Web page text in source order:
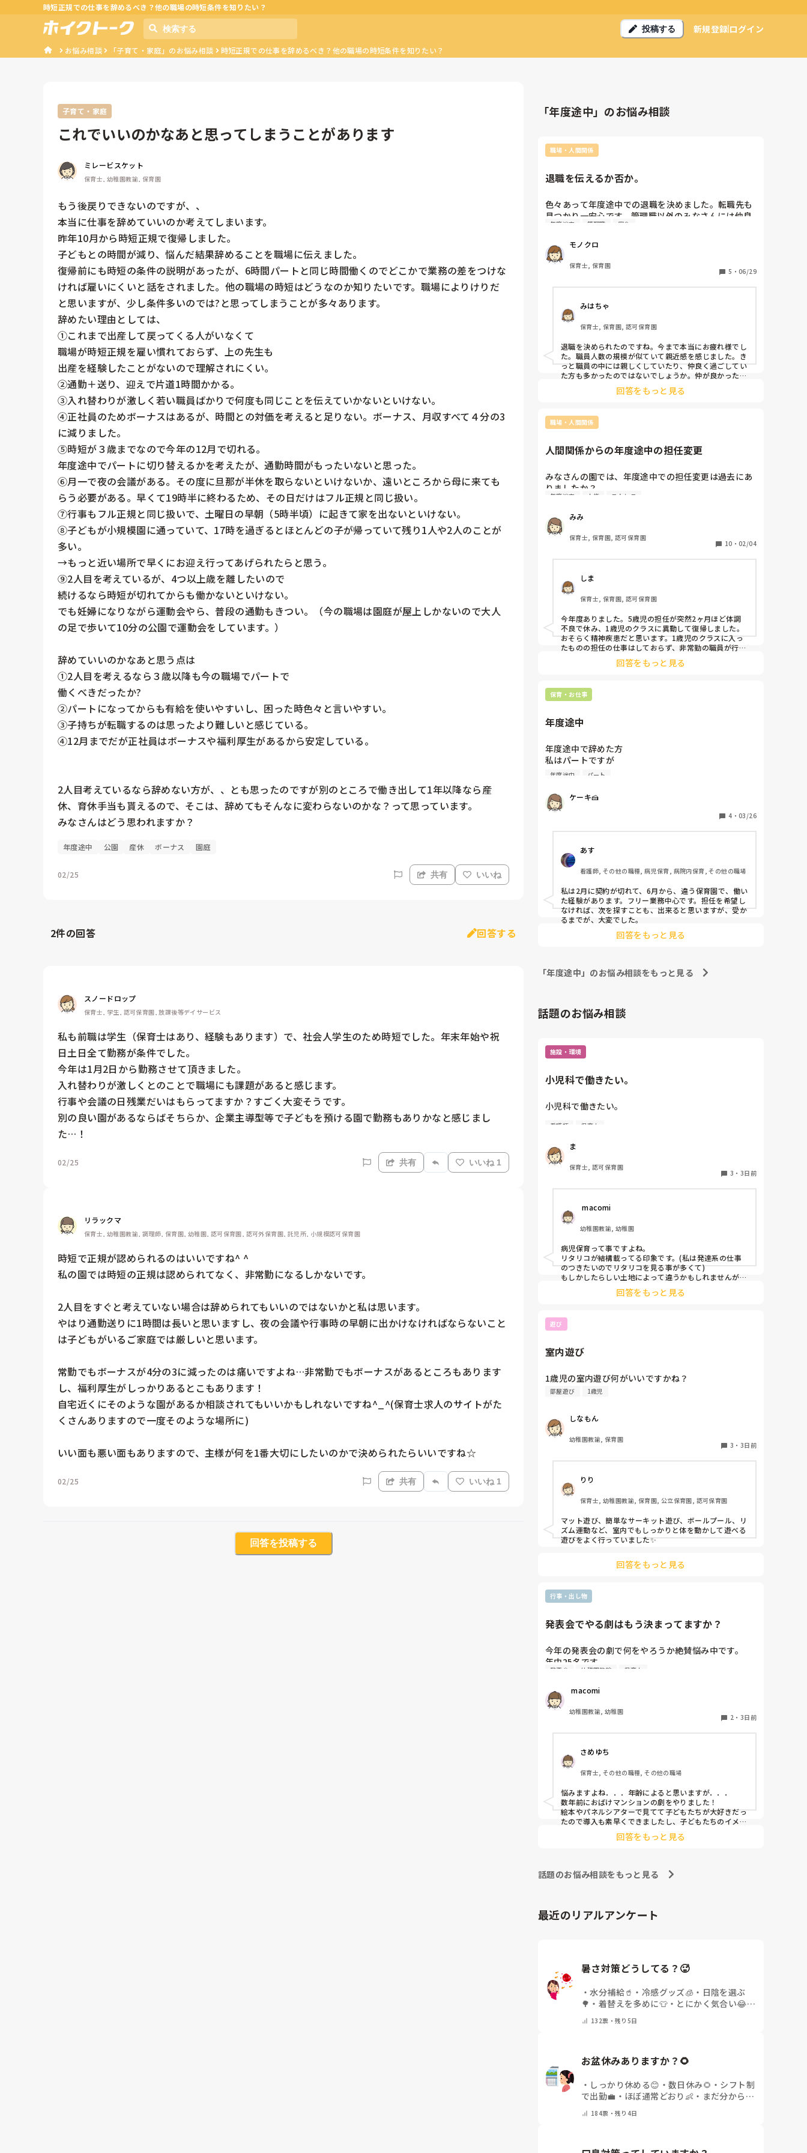
時短正規での仕事を辞めるべき？他の職場の時短条件を知りたい？
投稿する 新規登録ログイン
お悩み相談 「子育て・家庭」のお悩み相談 時短正規での仕事を辞めるべき？他の職場の時短条件を知りたい？
子育て・家庭
これでいいのかなあと思ってしまうことがあります
ミレービスケット
保育士, 幼稚園教諭, 保育園
もう後戻りできないのですが、、
本当に仕事を辞めていいのか考えてしまいます。
昨年10月から時短正規で復帰しました。
子どもとの時間が減り、悩んだ結果辞めることを職場に伝えました。
復帰前にも時短の条件の説明があったが、6時間パートと同じ時間働くのでどこかで業務の差をつけな
ければ雇いにくいと話をされました。他の職場の時短はどうなのか知りたいです。職場によりけりだ
と思いますが、少し条件多いのでは?と思ってしまうことが多々あります。
辞めたい理由としては、
①これまで出産して戻ってくる人がいなくて
職場が時短正規を雇い慣れておらず、上の先生も
出産を経験したことがないので理解されにくい。
②通勤＋送り、迎えで片道1時間かかる。
③入れ替わりが激しく若い職員ばかりで何度も同じことを伝えていかないといけない。
④正社員のためボーナスはあるが、時間との対価を考えると足りない。ボーナス、月収すべて４分の3
に減りました。
⑤時短が３歳までなので今年の12月で切れる。
年度途中でパートに切り替えるかを考えたが、通勤時間がもったいないと思った。
⑥月一で夜の会議がある。その度に旦那が半休を取らないといけないか、遠いところから母に来ても
らう必要がある。早くて19時半に終わるため、その日だけはフル正規と同じ扱い。
⑦行事もフル正規と同じ扱いで、土曜日の早朝（5時半頃）に起きて家を出ないといけない。
⑧子どもが小規模園に通っていて、17時を過ぎるとほとんどの子が帰っていて残り1人や2人のことが
多い。
→もっと近い場所で早くにお迎え行ってあげられたらと思う。
⑨2人目を考えているが、4つ以上歳を離したいので
続けるなら時短が切れてからも働かないといけない。
でも妊婦になりながら運動会やら、普段の通勤もきつい。（今の職場は園庭が屋上しかないので大人
の足で歩いて10分の公園で運動会をしています。）
辞めていいのかなあと思う点は
①2人目を考えるなら３歳以降も今の職場でパートで
働くべきだったか?
②パートになってからも有給を使いやすいし、困った時色々と言いやすい。
③子持ちが転職するのは思ったより難しいと感じている。
④12月までだが正社員はボーナスや福利厚生があるから安定している。
2人目考えているなら辞めない方が、、とも思ったのですが別のところで働き出して1年以降なら産
休、育休手当も貰えるので、そこは、辞めてもそんなに変わらないのかな？って思っています。
みなさんはどう思われますか？
年度途中 公園 産休 ボーナス 園庭
02/25 共有 いいね
2件の回答 回答する
スノードロップ
保育士, 学生, 認可保育園, 放課後等デイサービス
私も前職は学生（保育士はあり、経験もあります）で、社会人学生のため時短でした。年末年始や祝
日土日全て勤務が条件でした。
今年は1月2日から勤務させて頂きました。
入れ替わりが激しくとのことで職場にも課題があると感じます。
行事や会議の日残業だいはもらってますか？すごく大変そうです。
別の良い園があるならばそちらか、企業主導型等で子どもを預ける園で勤務もありかなと感じまし
た…！
02/25 共有 いいね 1
リラックマ
保育士, 幼稚園教諭, 調理師, 保育園, 幼稚園, 認可保育園, 認可外保育園, 託児所, 小規模認可保育園
時短で正規が認められるのはいいですね^ ^
私の園では時短の正規は認められてなく、非常勤になるしかないです。
2人目をすぐと考えていない場合は辞められてもいいのではないかと私は思います。
やはり通勤送りに1時間は長いと思いますし、夜の会議や行事時の早朝に出かけなければならないこと
は子どもがいるご家庭では厳しいと思います。
常勤でもボーナスが4分の3に減ったのは痛いですよね…非常勤でもボーナスがあるところもあります
し、福利厚生がしっかりあるとこもあります！
自宅近くにそのような園があるか相談されてもいいかもしれないですね^_^(保育士求人のサイトがた
くさんありますので一度そのような場所に)
いい面も悪い面もありますので、主様が何を1番大切にしたいのかで決められたらいいですね☆
02/25 共有 いいね 1
回答を投稿する
「年度途中」のお悩み相談
職場・人間関係
退職を伝えるか否か。
色々あって年度途中での退職を決めました。転職先も
見つかり一安心です。管理職以外のみなさんには仲良
くしていただき、とても寂しいのですが…心も身体も
か、すっと消えた方がいいのか、迷ってます。皆さん
ならどうされますか？？職員30人未満の小規模保育園
です。
年度途中 管理職 安全
モノクロ
保育士, 保育園
5 ・ 06/29
みはちゃ
保育士, 保育園, 認可保育園
退職を決められたのですね。今まで本当にお疲れ様でし
た。職員人数の規模が似ていて親近感を感じました。き
っと職員の中には親しくしていたり、仲良く過ごしてい
た方も多かったのではないでしょうか。仲が良かった方
にだけでも退職することを伝えると相手もきちんと送り
出せたり感謝の気持ちを伝え合うことができるのではと
回答をもっと見る
職場・人間関係
人間関係からの年度途中の担任変更
みなさんの園では、年度途中での担任変更は過去にあ
りましたか？
産休に入る先生が居るとか、異動ではなく、人間関係
精神的にダメージの負った先生を他クラスに入れた
り、フリーにしたりなどです。
年度途中 人権 ストレス
みみ
保育士, 保育園, 認可保育園
10 ・ 02/04
しま
保育士, 保育園, 認可保育園
今年度ありました。5歳児の担任が突然2ヶ月ほど体調
不良で休み、1歳児のクラスに異動して復帰しました。
おそらく精神疾患だと思います。1歳児のクラスに入っ
たものの担任の仕事はしておらず、非常勤の職員が行う
保育補助の役回りをしています。新年度からはわかりま
せんが、今は保育を客観的に見るという視点で主任と共
回答をもっと見る
保育・お仕事
年度途中
年度途中で辞めた方
私はパートですが
みなさんの園では
大体何月に辞めてますか？
私は今のところで3年目入ります
年度途中 パート
ケーキ🍰
4 ・ 03/26
あす
看護師, その他の職種, 病児保育, 病院内保育, その他の職場
私は2月に契約が切れて、6月から、違う保育園で、働い
た経験があります。フリー業務中心です。担任を希望し
なければ、次を探すことも、出来ると思いますが、受か
るまでが、大変でした。
回答をもっと見る
「年度途中」のお悩み相談をもっと見る
話題のお悩み相談
施設・環境
小児科で働きたい。
小児科で働きたい。
今は保育園勤務ですが、
本当は小児科で保育士として
働きたいです。
ほぼなく、ホームページなどもチェック
していますが見つかりません😭
もともと、看護師を目指していたのもあって、、
もちろん医療的なことができないのは
わかっていますが💦
何かよい求人サイトなどがあれば
看護師 保育士
ま
保育士, 認可保育園
3 ・ 3日前
macomi
幼稚園教諭, 幼稚園
病児保育って事ですよね。
リタリコが結構載ってる印象です。(私は発達系の仕事
のつきたいのでリタリコを見る事が多くて)
もしかしたらしい土地によって違うかもしれませんが、
検索してみてください！回答をもっと見る
遊び
室内遊び
1歳児の室内遊び何がいいですかね？
部屋遊び 1歳児
しなもん
幼稚園教諭, 保育園
3 ・ 3日前
りり
保育士, 幼稚園教諭, 保育園, 公立保育園, 認可保育園
マット遊び、簡単なサーキット遊び、ボールプール、リ
ズム運動など、室内でもしっかりと体を動かして遊べる
遊びをよく行っていました✨
回答をもっと見る
行事・出し物
発表会でやる劇はもう決まってますか？
今年の発表会の劇で何をやろうか絶賛悩み中です。
年中25名です。
過去に「これは子どもたちも楽しんで大成功だっ
演目があれば、ぜひ教えてほしいです！
発表会 幼稚園教諭 保育士
macomi
幼稚園教諭, 幼稚園
2 ・ 3日前
さめゆち
保育士, その他の職種, その他の職場
悩みますよね．．．年齢によると思いますが．．．
数年前におばけマンションの劇をやりました！
絵本やパネルシアターで見てて子どもたちが大好きだっ
たので導入も素早くできましたし、子どもたちのイメー
ジも膨らみやすく自分たちでセリフをどんどん覚えて練
習も本番も楽しんでました！
回答をもっと見る
話題のお悩み相談をもっと見る
最近のリアルアンケート
暑さ対策どうしてる？🥵
・水分補給🥤 ・ 冷感グッズ🧊 ・ 日陰を選ぶ
🌳 ・ 着替えを多めに👕・ とにかく気合い😂・
132票・残り5日
お盆休みありますか？🌻
・ しっかり休める😊 ・ 数日休み🌻 ・ シフト制
で出勤💼 ・ ほぼ通常どおり👶 ・ まだ分からな
184票・残り4日